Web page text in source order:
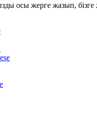
осы жерге жазып, бізге